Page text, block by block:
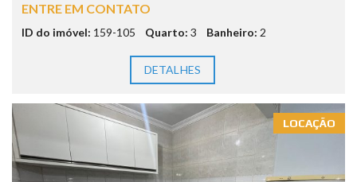
ENTRE EM CONTATO
ID do imóvel: 159-105 Quarto: 3 Banheiro: 2
DETALHES
LOCAÇÃO